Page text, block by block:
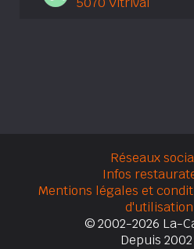
Réseaux
Infos
Mentions légales et
d'utilisation
© 2002-2026 La-
Depuis 2002